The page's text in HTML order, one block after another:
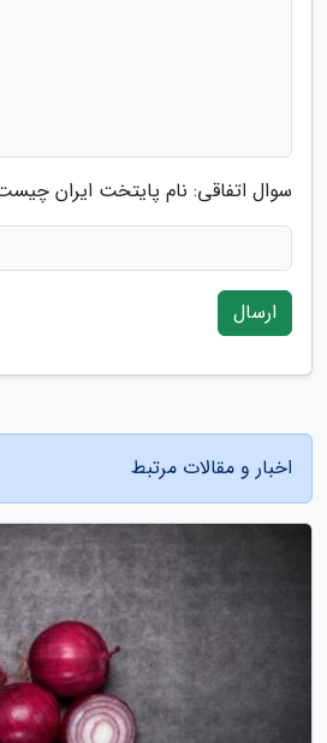
سوال اتفاقی: نام پایتخت ایران
ارسال
اخبار و مقالات مرتبط